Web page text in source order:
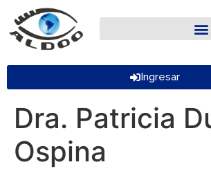
Ingresar
Dra. Patricia
Ospina